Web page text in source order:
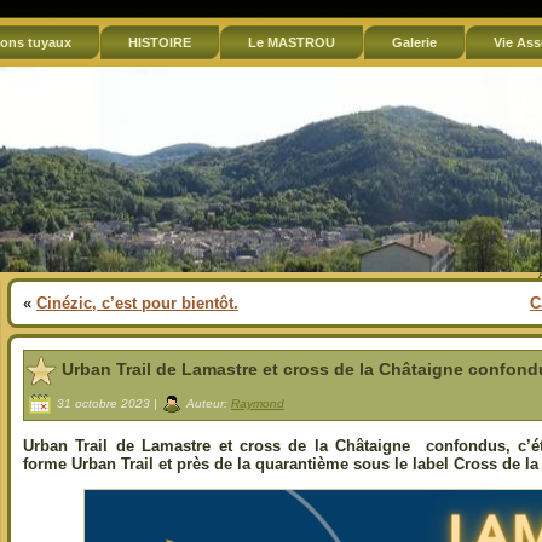
tuyaux HISTOIRE Le MASTROU Galerie Vie
« Cinézic, c’est pour bientôt.
Urban Trail de Lamastre et cross de la Châtaigne
31 octobre 2023 | Auteur: Raymond
Urban Trail de Lamastre et cross de la Châtaigne confondus,
forme Urban Trail et près de la quarantième sous le label Cross de la